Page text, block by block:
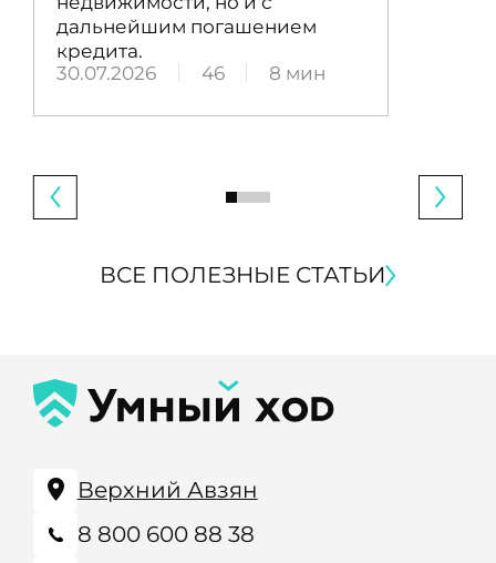
дальнейшим погашением
кредита.
30.07.2026
46 8 мин
ВСЕ ПОЛЕЗНЫЕ СТАТЬИ
Верхний Авзян
8 800 600 88 38